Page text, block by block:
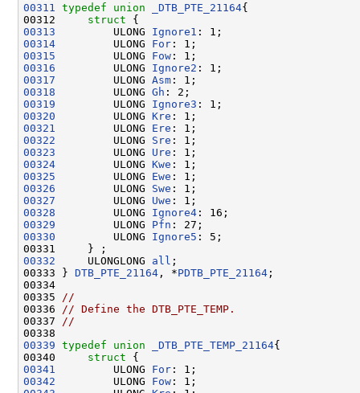
00311
typedef union _DTB_PTE_21164{
00312 struct
00313
         ULONG
Ignore1
00314
         ULONG
For
00315
         ULONG
Fow
00316
         ULONG
Ignore2
00317
         ULONG
Asm
00318
         ULONG
Gh
00319
         ULONG
Ignore3
00320
         ULONG
Kre
00321
         ULONG
Ere
00322
         ULONG
Sre
00323
         ULONG
Ure
00324
         ULONG
Kwe
00325
         ULONG
Ewe
00326
         ULONG
Swe
00327
         ULONG
Uwe
00328
         ULONG
Ignore4
00329
         ULONG
Pfn
00330
         ULONG
Ignore5 : 5;
00332
     ULONGLONG
all ;
00333 } DTB_PTE_21164 , *PDTB_PTE_21164 ;
00334
00335
//
00336
// Define the DTB_PTE_TEMP.
00337
//
00339 typedef union _DTB_PTE_TEMP_21164{
00340 struct
00341
         ULONG
For
00342
         ULONG
Fow